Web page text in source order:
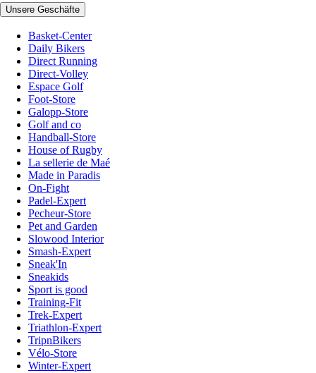
Unsere Geschäfte
Basket-Center
Daily Bikers
Direct Running
Direct-Volley
Espace Golf
Foot-Store
Galopp-Store
Golf and co
Handball-Store
House of Rugby
La sellerie de Maé
Made in Paradis
On-Fight
Padel-Expert
Pecheur-Store
Pet and Garden
Slowood Interior
Smash-Expert
Sneak'In
Sneakids
Sport is good
Training-Fit
Trek-Expert
Triathlon-Expert
TripnBikers
Vélo-Store
Winter-Expert